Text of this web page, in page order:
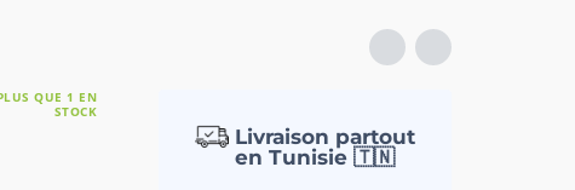
QUE 1 EN
STOCK
Livraison partout
en Tunisie 🇹🇳